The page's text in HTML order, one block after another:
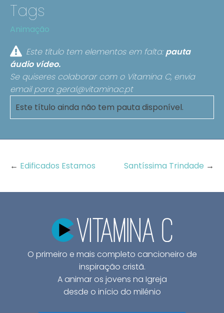
Tags
Animação
Este título tem elementos em falta:pauta
áudio vídeo.
Se quiseres colaborar com o Vitamina C, envia
email para geral@vitaminac.pt
Este título ainda não tem pauta disponível.
← Edificados Estamos Santíssima Trindade →
O primeiro e mais completo cancioneiro de
inspiração cristã.
A animar os jovens na Igreja
desde o início do milénio